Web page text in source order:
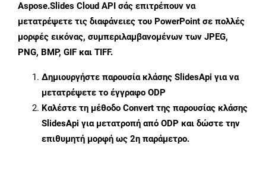
Aspose.Slides Cloud API σάς επιτρέπουν να
μετατρέψετε τις διαφάνειες του PowerPoint σε πολλές
μορφές εικόνας, συμπεριλαμβανομένων των JPEG,
PNG, BMP, GIF και TIFF.
Δημιουργήστε παρουσία κλάσης SlidesApi για να
μετατρέψετε το έγγραφο ODP
Καλέστε τη μέθοδο Convert της παρουσίας κλάσης
SlidesApi για μετατροπή από ODP και δώστε την
επιθυμητή μορφή ως 2η παράμετρο.